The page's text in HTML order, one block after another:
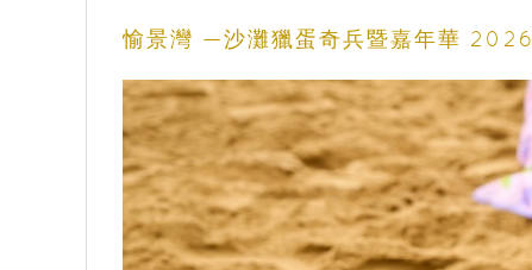
愉景灣 —沙灘獵蛋奇兵暨嘉年華 2026